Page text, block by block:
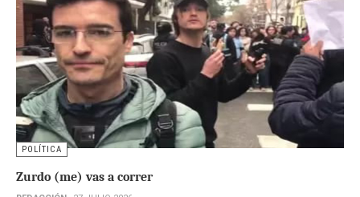
POLÍTICA
Zurdo (me) vas a correr